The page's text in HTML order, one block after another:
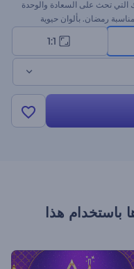
التي تحث على السعادة والوحدة
رمضان. بألوان حيوية
غامرة على قلوب محبيك في
رمضان المتلفزة أو دعوات
1:1
باستخدام هذا